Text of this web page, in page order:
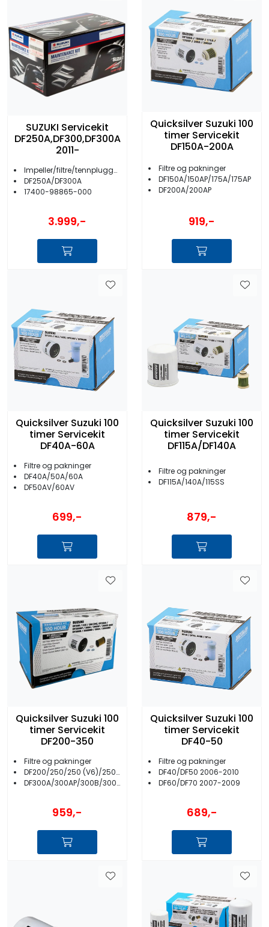
SUZUKI Servicekit
DF250A,DF300,DF300A
2011-
Impeller/filtre/tennplugger/anoder m.m.
DF250A/DF300A
17400-98865-000
3.999,-
Quicksilver Suzuki 100
timer Servicekit
DF150A-200A
Filtre og pakninger
DF150A/150AP/175A/175AP
DF200A/200AP
919,-
Quicksilver Suzuki 100
timer Servicekit
DF40A-60A
Filtre og pakninger
DF40A/50A/60A
DF50AV/60AV
699,-
Quicksilver Suzuki 100
timer Servicekit
DF115A/DF140A
Filtre og pakninger
DF115A/140A/115SS
879,-
Quicksilver Suzuki 100
timer Servicekit
DF200-350
Filtre og pakninger
DF200/250/250 (V6)/250A/250SS/250AP
DF300A/300AP/300B/300BMD/350A/350AMD
959,-
Quicksilver Suzuki 100
timer Servicekit
DF40-50
Filtre og pakninger
DF40/DF50 2006-2010
DF60/DF70 2007-2009
689,-